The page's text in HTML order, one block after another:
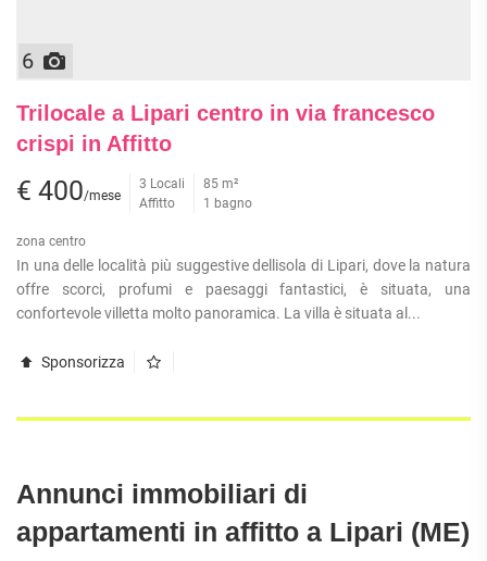
6
Trilocale a Lipari centro in via francesco
crispi in Affitto
€ 400/mese
3 Locali
Affitto
85 m²
1 bagno
zona centro
In una delle località più suggestive dellisola di Lipari, dove la natura
offre scorci, profumi e paesaggi fantastici, è situata, una
confortevole villetta molto panoramica. La villa è situata al...
Sponsorizza
Annunci immobiliari di
appartamenti in affitto a Lipari (ME)